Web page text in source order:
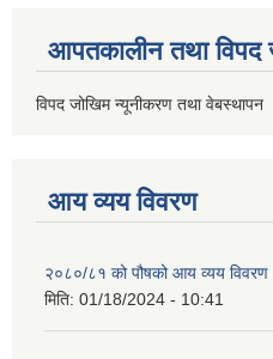
आपतकालीन तथा विपद
विपद जोखिम न्यूनीकरण तथा वेबस्थापन
आय व्यय विवरण
२०८०/८१ को पौषको आय व्यय विवरण
मिति: 01/18/2024 - 10:41